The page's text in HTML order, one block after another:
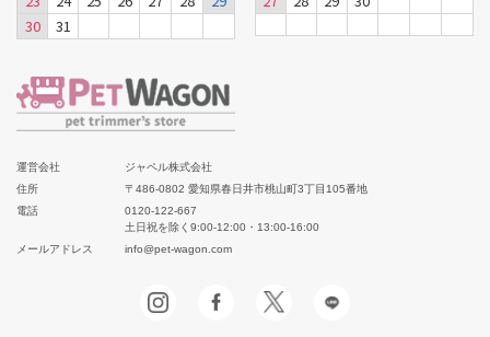
30
31
運営会社
ジャペル株式会社
住所
〒486-0802 愛知県春日井市桃山町3丁目105番地
電話
0120-122-667
土日祝を除く9:00-12:00・13:00-16:00
メールアドレス
info@pet-wagon.com